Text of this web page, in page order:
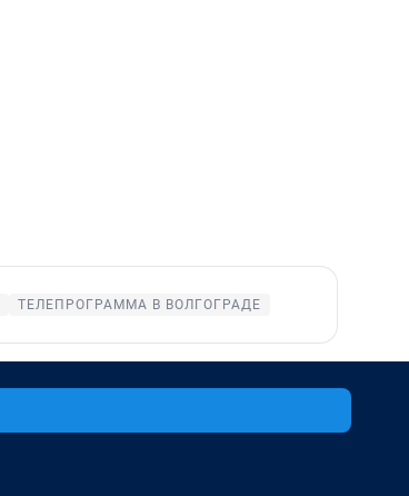
ТЕЛЕПРОГРАММА В ВОЛГОГРАДЕ